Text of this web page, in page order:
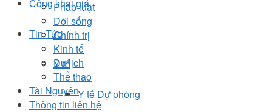
Công khai giá
Tin Tức
Y tế
Y tế Dự phòng
Pháp luật
Đời sống
Chính trị
Kinh tế
Du lịch
Thể thao
Tài Nguyên
Thông tin liên hệ